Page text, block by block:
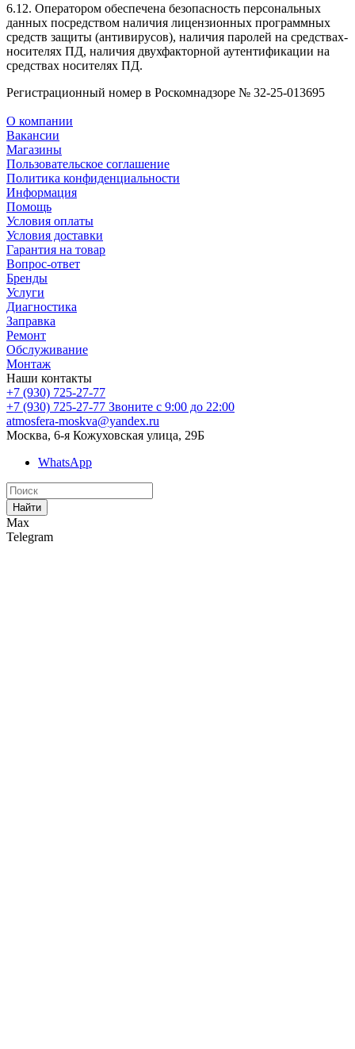
6.12. Оператором обеспечена безопасность персональных
данных посредством наличия лицензионных программных
средств защиты (антивирусов), наличия паролей на средствах-
носителях ПД, наличия двухфакторной аутентификации на
средствах носителях ПД.
Регистрационный номер в Роскомнадзоре № 32-25-013695
О компании
Вакансии
Магазины
Пользовательское соглашение
Политика конфиденциальности
Информация
Помощь
Условия оплаты
Условия доставки
Гарантия на товар
Вопрос-ответ
Бренды
Услуги
Диагностика
Заправка
Ремонт
Обслуживание
Монтаж
Наши контакты
+7 (930) 725-27-77
+7 (930) 725-27-77 Звоните с 9:00 до 22:00
atmosfera-moskva@yandex.ru
Москва, 6-я Кожуховская улица, 29Б
WhatsApp
Найти
Max
Telegram